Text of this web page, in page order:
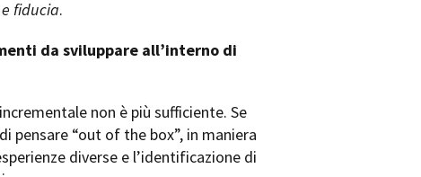
fiducia.
da sviluppare all’interno di
non è più sufficiente. Se
pensare “out of the box”, in maniera
diverse e l’identificazione di